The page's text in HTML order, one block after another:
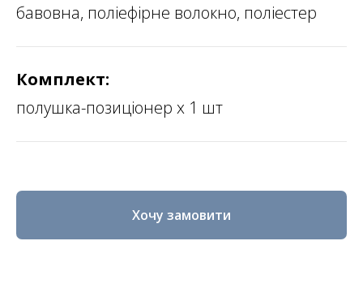
бавовна, поліефірне волокно, поліестер
Комплект:
полушка-позиціонер х 1 шт
Хочу замовити